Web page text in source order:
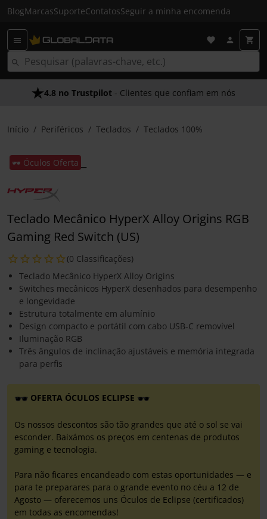
BlogMarcasSuporteContatosSeguir a minha encomenda
4.8 no Trustpilot - Clientes que confiam em nós
Início Periféricos Teclados Teclados 100%
🕶️ Óculos Oferta
Teclado Mecânico HyperX Alloy Origins RGB
Gaming Red Switch (US)
(0 Classificações)
Teclado Mecânico HyperX Alloy Origins
Switches mecânicos HyperX desenhados para desempenho
e longevidade
Estrutura totalmente em alumínio
Design compacto e portátil com cabo USB-C removível
Iluminação RGB
Três ângulos de inclinação ajustáveis e memória integrada
para perfis
OFERTA ÓCULOS ECLIPSE
Os nossos descontos são tão grandes que até o sol se vai
esconder. Baixámos os preços em centenas de produtos
gaming e tecnologia.
Para não ficares encandeado com estas oportunidades — e
para te preparares para o grande evento no céu a 12 de
Agosto — oferecemos uns Óculos de Eclipse (certificados)
em todas as encomendas!